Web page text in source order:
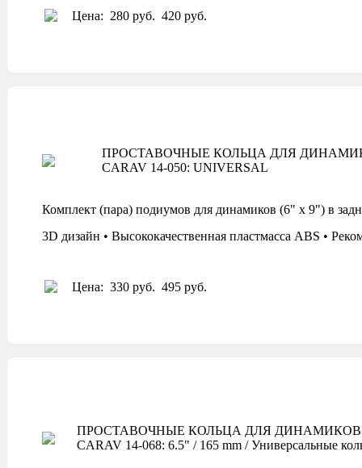
Цена: 280 руб. 420 руб.
ПРОСТАВОЧНЫЕ КОЛЬЦА ДЛЯ
CARAV 14-050: UNIVERSAL
Комплект (пара) подиумов для динамиков (6" x 9")
3D дизайн • Высококачественная пластмасса ABS •
Цена: 330 руб. 495 руб.
ПРОСТАВОЧНЫЕ КОЛЬЦА ДЛЯ ДИНАМИКОВ
CARAV 14-068: 6.5" / 165 mm / Универсальные